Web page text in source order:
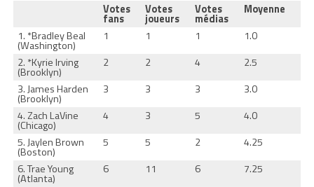
Votes
fans
Votes
joueurs
Votes
médias
Moyenne
1. *Bradley Beal
(Washington)
1 1 1
1.0
2. *Kyrie Irving
(Brooklyn)
2 2 4
2.5
3. James Harden
(Brooklyn)
3 3 3
3.0
4. Zach LaVine
(Chicago)
4 3 5
4.0
5. Jaylen Brown
(Boston)
5 5 2
4.25
6. Trae Young
(Atlanta)
6 11 6
7.25